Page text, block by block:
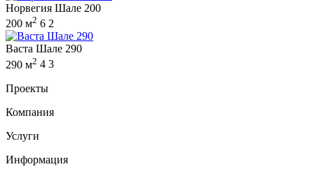
Норвегия Шале 200
200 м2 6 2
Васта Шале 290
290 м2 4 3
Проекты
Компания
Услуги
Информация